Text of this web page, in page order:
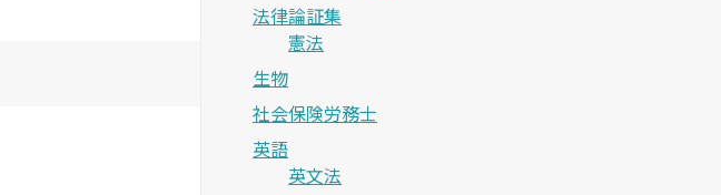
法律論証集
憲法
生物
社会保険労務士
英語
英文法